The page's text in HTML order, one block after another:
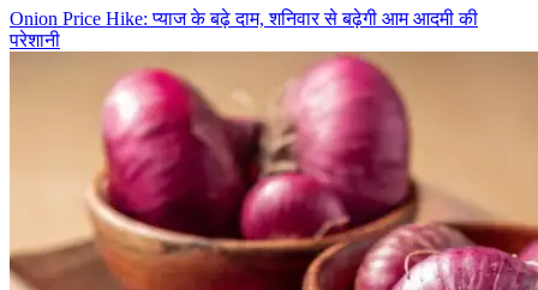
Onion Price Hike: प्याज के बढ़े दाम, शनिवार से बढ़ेगी आम आदमी की
परेशानी